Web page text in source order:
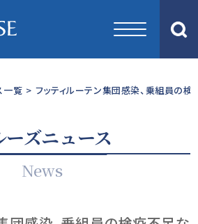
一覧 > フッティルーテン集団感染、乗組員の
ーズニュース
News